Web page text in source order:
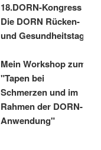
18.DORN-Kongress
Die DORN Rücken-
und Gesundheitstage
Mein Workshop zum
"Tapen bei
Schmerzen und im
Rahmen der DORN-
Anwendung"